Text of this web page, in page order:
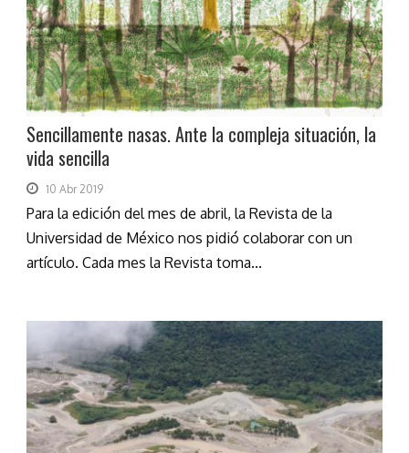
Sencillamente nasas. Ante la compleja situación, la
vida sencilla
10 Abr 2019
Para la edición del mes de abril, la Revista de la
Universidad de México nos pidió colaborar con un
artículo. Cada mes la Revista toma...